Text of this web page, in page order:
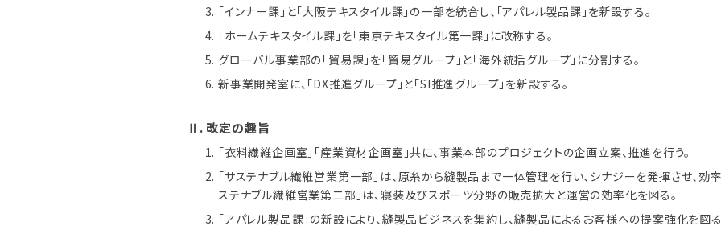
「インナー課」と「大阪テキスタイル課」の一部を統合し、「アパレル製品課」を新設する。
「ホームテキスタイル課」を「東京テキスタイル第一課」に改称する。
グローバル事業部の「貿易課」を「貿易グループ」と「海外統括グループ」に分割する。
新事業開発室に、「DX推進グループ」と「SI推進グループ」を新設する。
Ⅱ. 改定の趣旨
「衣料繊維企画室」「産業資材企画室」共に、事業本部のプロジェクトの企画立案、推進を行う。
「サステナブル繊維営業第一部」は、原糸から縫製品まで一体管理を行い、シナジーを発揮させ、効
ステナブル繊維営業第二部」は、寝装及びスポーツ分野の販売拡大と運営の効率化を図る。
「アパレル製品課」の新設により、縫製品ビジネスを集約し、縫製品によるお客様への提案強化を図る